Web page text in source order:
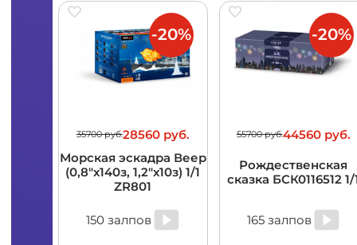
35700 руб.28560 руб.
Морская эскадра Веер
(0,8"х140з, 1,2"х10з) 1/1
ZR801
150 залпов
-20%
55700 руб.44560 руб.
Рождественская
сказка БСК0116512 1/
165 залпов
-20%